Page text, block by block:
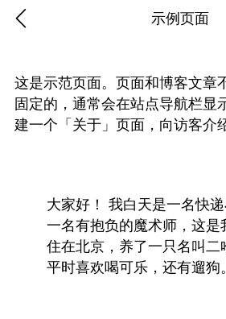
示例页面
这是示范页面。页面和博客文章
固定的，通常会在站点导航栏显
建一个「关于」页面，向访客介
大家好！ 我白天是一名快
一名有抱负的魔术师，这是
住在北京，养了一只名叫二
平时喜欢喝可乐，还有遛狗。